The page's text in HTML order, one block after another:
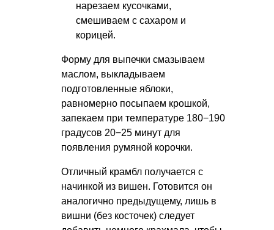
нарезаем кусочками,
смешиваем с сахаром и
корицей.
Форму для выпечки смазываем
маслом, выкладываем
подготовленные яблоки,
равномерно посыпаем крошкой,
запекаем при температуре 180−190
градусов 20−25 минут для
появления румяной корочки.
Отличный крамбл получается с
начинкой из вишен. Готовится он
аналогично предыдущему, лишь в
вишни (без косточек) следует